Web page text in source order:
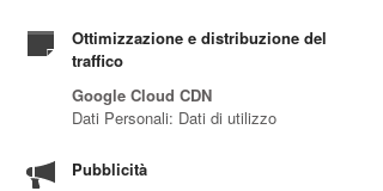
Ottimizzazione e distribuzione del
traffico
Google Cloud CDN
Dati Personali: Dati di utilizzo
Pubblicità